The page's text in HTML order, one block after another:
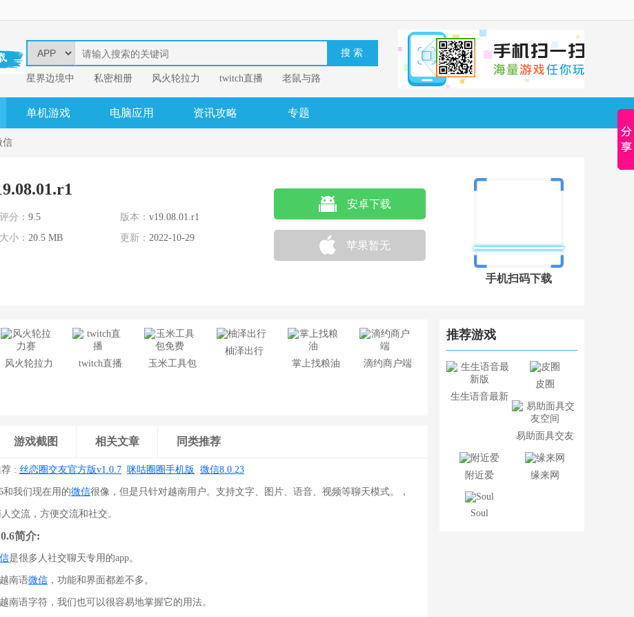
星界边境中 ​私密相册 风火轮拉力 twitch直播
老鼠与路
易
我的英雄学
单机游戏 电脑应用 资讯攻略 专题
信
评分： 9.5 版本： v19.08.01.r1
大小： 20.5 MB 更新： 2022-10-29
安卓下载
苹果暂无
手机扫码下载
风火轮拉力 twitch直播 玉米工具包
柚泽出行
掌上找粮油
滴约商户端
游戏截图 相关文章 同类推荐
: 丝恋圈交友官方版v1.0.7 咪咕圈圈手机版 微信8.0.23
和我们现在用的微信很像，但是只针对越南用户。支持文字、图片、语音、视频等聊天模式。，
交流，方便交流和社交。
简介:
是很多人社交聊天专用的app。
南语微信 ，功能和界面都差不多。
南语字符，我们也可以很容易地掌握它的用法。
推荐游戏
生生语音最新
皮圈
易助面具交友
空间
附近爱
缘来网
Soul